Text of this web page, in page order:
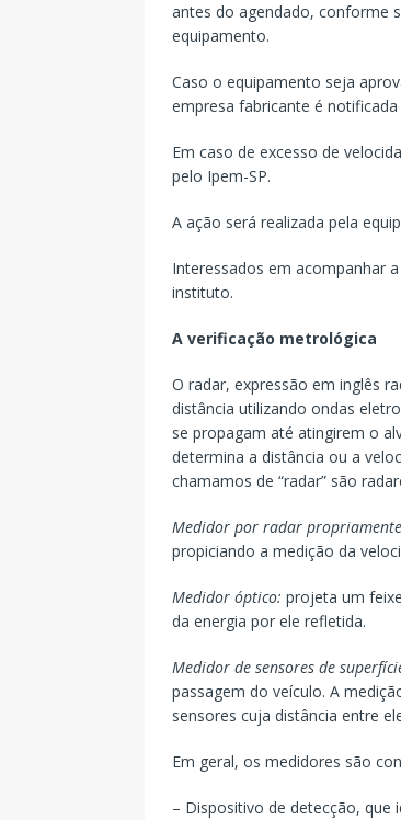
antes do agendado, conforme
equipamento.
Caso o equipamento seja
empresa fabricante é
Em caso de excesso de
pelo Ipem-SP.
A ação será realizada pela
Interessados em acompanhar
instituto.
A verificação metrológica
O radar, expressão em inglês
distância utilizando ondas
se propagam até atingirem o
determina a distância ou a
chamamos de “radar” são
Medidor por radar
propiciando a medição da
Medidor óptico: projeta um
da energia por ele refletida.
Medidor de sensores de
passagem do veículo. A
sensores cuja distância entre
Em geral, os medidores são
– Dispositivo de detecção, que